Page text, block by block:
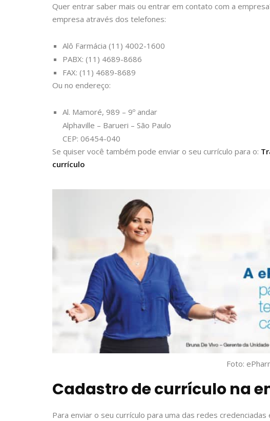
Quer entrar saber mais ou entrar em contato com a
empresa através dos telefones:
Alô Farmácia (11) 4002-1600
PABX: (11) 4689-8686
FAX: (11) 4689-8689
Ou no endereço:
Al. Mamoré, 989 – 9º andar
Alphaville – Barueri – São Paulo
CEP: 06454-040
Se quiser você também pode enviar o seu currículo para o:
currículo
Foto:
Cadastro de currículo na
Para enviar o seu currículo para uma das redes